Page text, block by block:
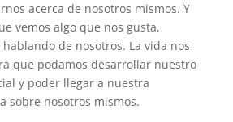
acerca de nosotros mismos. Y
vemos algo que nos gusta,
de nosotros. La vida nos
que podamos desarrollar nuestro
y poder llegar a nuestra
sobre nosotros mismos.